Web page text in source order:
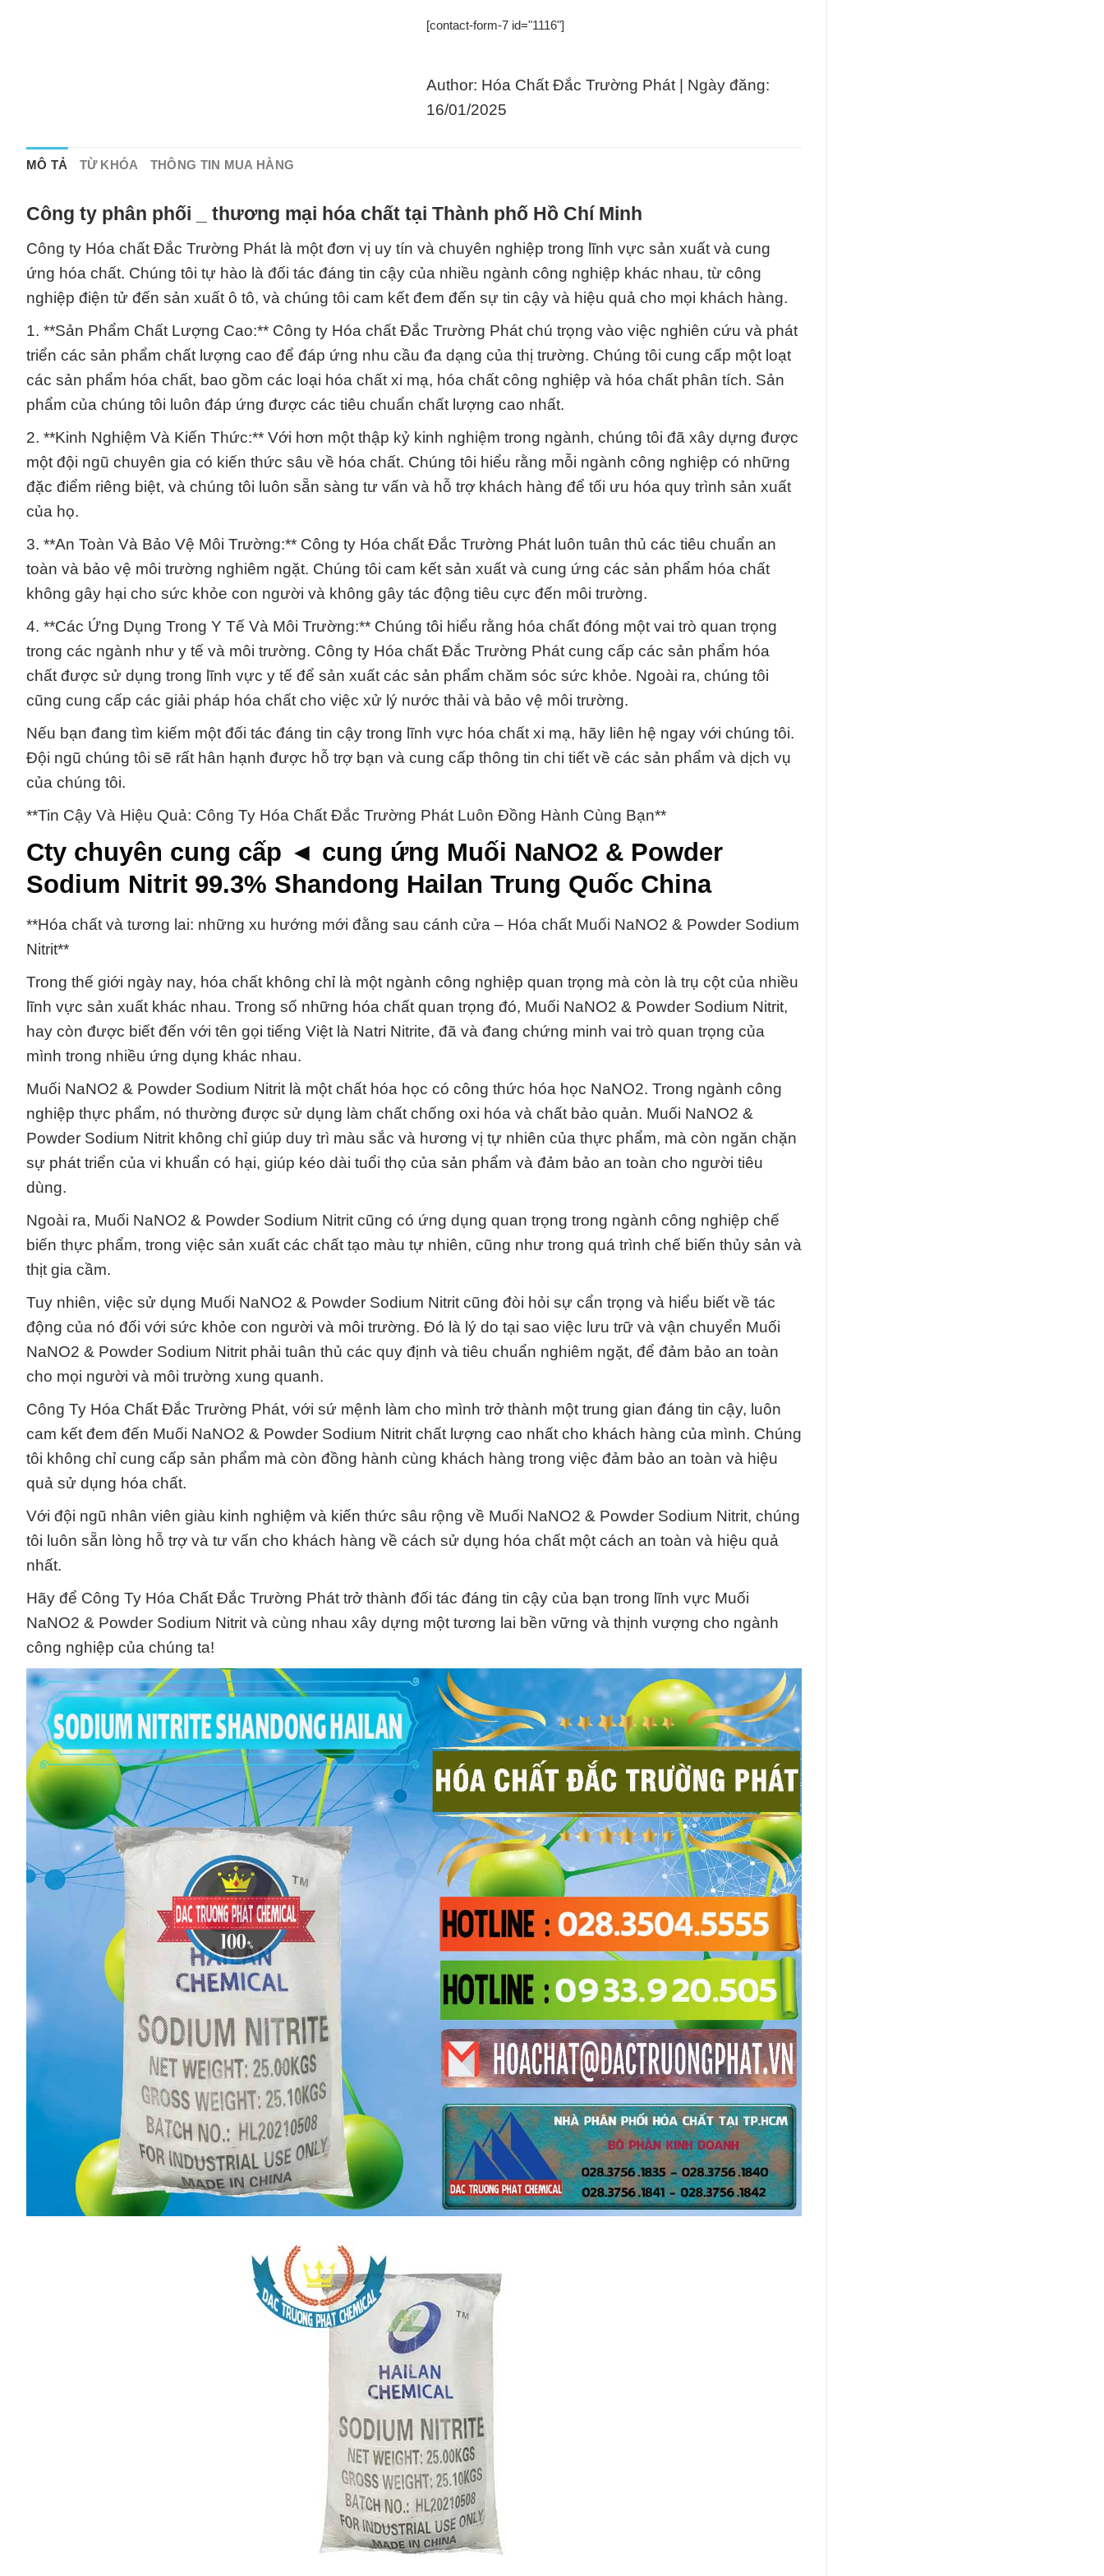
[contact-form-7 id="1116"]
Author: Hóa Chất Đắc Trường Phát | Ngày đăng:
16/01/2025
MÔ TẢ TỪ KHÓA THÔNG TIN MUA HÀNG
Công ty phân phối _ thương mại hóa chất tại Thành phố Hồ Chí Minh
Công ty Hóa chất Đắc Trường Phát là một đơn vị uy tín và chuyên nghiệp trong lĩnh vực sản xuất và cung
ứng hóa chất. Chúng tôi tự hào là đối tác đáng tin cậy của nhiều ngành công nghiệp khác nhau, từ công
nghiệp điện tử đến sản xuất ô tô, và chúng tôi cam kết đem đến sự tin cậy và hiệu quả cho mọi khách hàng.
1. **Sản Phẩm Chất Lượng Cao:** Công ty Hóa chất Đắc Trường Phát chú trọng vào việc nghiên cứu và phát
triển các sản phẩm chất lượng cao để đáp ứng nhu cầu đa dạng của thị trường. Chúng tôi cung cấp một loạt
các sản phẩm hóa chất, bao gồm các loại hóa chất xi mạ, hóa chất công nghiệp và hóa chất phân tích. Sản
phẩm của chúng tôi luôn đáp ứng được các tiêu chuẩn chất lượng cao nhất.
2. **Kinh Nghiệm Và Kiến Thức:** Với hơn một thập kỷ kinh nghiệm trong ngành, chúng tôi đã xây dựng được
một đội ngũ chuyên gia có kiến thức sâu về hóa chất. Chúng tôi hiểu rằng mỗi ngành công nghiệp có những
đặc điểm riêng biệt, và chúng tôi luôn sẵn sàng tư vấn và hỗ trợ khách hàng để tối ưu hóa quy trình sản xuất
của họ.
3. **An Toàn Và Bảo Vệ Môi Trường:** Công ty Hóa chất Đắc Trường Phát luôn tuân thủ các tiêu chuẩn an
toàn và bảo vệ môi trường nghiêm ngặt. Chúng tôi cam kết sản xuất và cung ứng các sản phẩm hóa chất
không gây hại cho sức khỏe con người và không gây tác động tiêu cực đến môi trường.
4. **Các Ứng Dụng Trong Y Tế Và Môi Trường:** Chúng tôi hiểu rằng hóa chất đóng một vai trò quan trọng
trong các ngành như y tế và môi trường. Công ty Hóa chất Đắc Trường Phát cung cấp các sản phẩm hóa
chất được sử dụng trong lĩnh vực y tế để sản xuất các sản phẩm chăm sóc sức khỏe. Ngoài ra, chúng tôi
cũng cung cấp các giải pháp hóa chất cho việc xử lý nước thải và bảo vệ môi trường.
Nếu bạn đang tìm kiếm một đối tác đáng tin cậy trong lĩnh vực hóa chất xi mạ, hãy liên hệ ngay với chúng tôi.
Đội ngũ chúng tôi sẽ rất hân hạnh được hỗ trợ bạn và cung cấp thông tin chi tiết về các sản phẩm và dịch vụ
của chúng tôi.
**Tin Cậy Và Hiệu Quả: Công Ty Hóa Chất Đắc Trường Phát Luôn Đồng Hành Cùng Bạn**
Cty chuyên cung cấp ◄ cung ứng Muối NaNO2 & Powder
Sodium Nitrit 99.3% Shandong Hailan Trung Quốc China
**Hóa chất và tương lai: những xu hướng mới đằng sau cánh cửa – Hóa chất Muối NaNO2 & Powder Sodium
Nitrit**
Trong thế giới ngày nay, hóa chất không chỉ là một ngành công nghiệp quan trọng mà còn là trụ cột của nhiều
lĩnh vực sản xuất khác nhau. Trong số những hóa chất quan trọng đó, Muối NaNO2 & Powder Sodium Nitrit,
hay còn được biết đến với tên gọi tiếng Việt là Natri Nitrite, đã và đang chứng minh vai trò quan trọng của
mình trong nhiều ứng dụng khác nhau.
Muối NaNO2 & Powder Sodium Nitrit là một chất hóa học có công thức hóa học NaNO2. Trong ngành công
nghiệp thực phẩm, nó thường được sử dụng làm chất chống oxi hóa và chất bảo quản. Muối NaNO2 &
Powder Sodium Nitrit không chỉ giúp duy trì màu sắc và hương vị tự nhiên của thực phẩm, mà còn ngăn chặn
sự phát triển của vi khuẩn có hại, giúp kéo dài tuổi thọ của sản phẩm và đảm bảo an toàn cho người tiêu
dùng.
Ngoài ra, Muối NaNO2 & Powder Sodium Nitrit cũng có ứng dụng quan trọng trong ngành công nghiệp chế
biến thực phẩm, trong việc sản xuất các chất tạo màu tự nhiên, cũng như trong quá trình chế biến thủy sản và
thịt gia cầm.
Tuy nhiên, việc sử dụng Muối NaNO2 & Powder Sodium Nitrit cũng đòi hỏi sự cẩn trọng và hiểu biết về tác
động của nó đối với sức khỏe con người và môi trường. Đó là lý do tại sao việc lưu trữ và vận chuyển Muối
NaNO2 & Powder Sodium Nitrit phải tuân thủ các quy định và tiêu chuẩn nghiêm ngặt, để đảm bảo an toàn
cho mọi người và môi trường xung quanh.
Công Ty Hóa Chất Đắc Trường Phát, với sứ mệnh làm cho mình trở thành một trung gian đáng tin cậy, luôn
cam kết đem đến Muối NaNO2 & Powder Sodium Nitrit chất lượng cao nhất cho khách hàng của mình. Chúng
tôi không chỉ cung cấp sản phẩm mà còn đồng hành cùng khách hàng trong việc đảm bảo an toàn và hiệu
quả sử dụng hóa chất.
Với đội ngũ nhân viên giàu kinh nghiệm và kiến thức sâu rộng về Muối NaNO2 & Powder Sodium Nitrit, chúng
tôi luôn sẵn lòng hỗ trợ và tư vấn cho khách hàng về cách sử dụng hóa chất một cách an toàn và hiệu quả
nhất.
Hãy để Công Ty Hóa Chất Đắc Trường Phát trở thành đối tác đáng tin cậy của bạn trong lĩnh vực Muối
NaNO2 & Powder Sodium Nitrit và cùng nhau xây dựng một tương lai bền vững và thịnh vượng cho ngành
công nghiệp của chúng ta!